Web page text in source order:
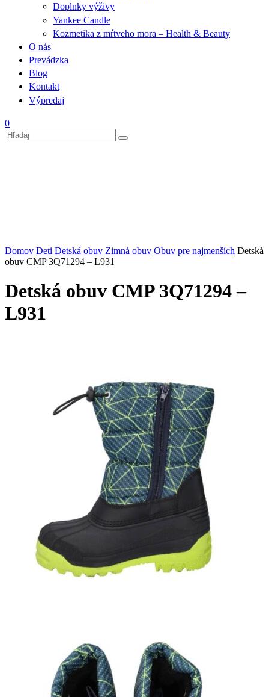
Doplnky výživy
Yankee Candle
Kozmetika z mŕtveho mora – Health & Beauty
O nás
Prevádzka
Blog
Kontakt
Výpredaj
0
Domov Deti Detská obuv Zimná obuv Obuv pre najmenších Detská
obuv CMP 3Q71294 – L931
Detská obuv CMP 3Q71294 –
L931